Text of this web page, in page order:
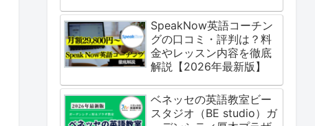
SpeakNow英語コーチン
グの口コミ・評判は？料
金やレッスン内容を徹底
解説【2026年最新版】
ベネッセの英語教室ビー
スタジオ（BE studio）ガ